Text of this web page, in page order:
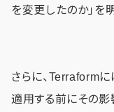
を変更したのか」を
さらに、Terraformに
適用する前にその影